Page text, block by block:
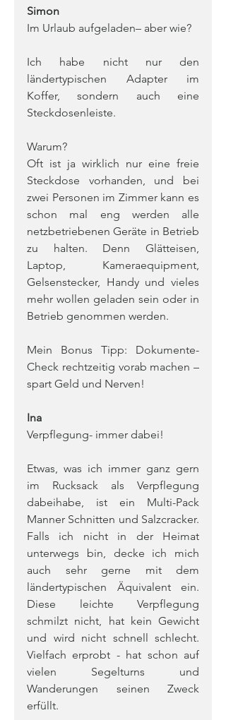
Simon
Im Urlaub aufgeladen– aber wie?
Ich habe nicht nur den
ländertypischen Adapter im
Koffer, sondern auch eine
Steckdosenleiste.
Warum?
Oft ist ja wirklich nur eine freie
Steckdose vorhanden, und bei
zwei Personen im Zimmer kann es
schon mal eng werden alle
netzbetriebenen Geräte in Betrieb
zu halten. Denn Glätteisen,
Laptop, Kameraequipment,
Gelsenstecker, Handy und vieles
mehr wollen geladen sein oder in
Betrieb genommen werden.
Mein Bonus Tipp: Dokumente-
Check rechtzeitig vorab machen –
spart Geld und Nerven!
Ina
Verpflegung- immer dabei!
Etwas, was ich immer ganz gern
im Rucksack als Verpflegung
dabeihabe, ist ein Multi-Pack
Manner Schnitten und Salzcracker.
Falls ich nicht in der Heimat
unterwegs bin, decke ich mich
auch sehr gerne mit dem
ländertypischen Äquivalent ein.
Diese leichte Verpflegung
schmilzt nicht, hat kein Gewicht
und wird nicht schnell schlecht.
Vielfach erprobt - hat schon auf
vielen Segelturns und
Wanderungen seinen Zweck
erfüllt.